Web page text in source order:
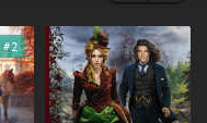
#2